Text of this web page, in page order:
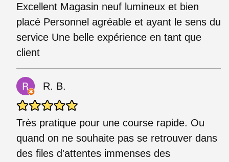
Excellent Magasin neuf lumineux et bien
placé Personnel agréable et ayant le sens du
service Une belle expérience en tant que
client
R. B.
Très pratique pour une course rapide. Ou
quand on ne souhaite pas se retrouver dans
des files d'attentes immenses des